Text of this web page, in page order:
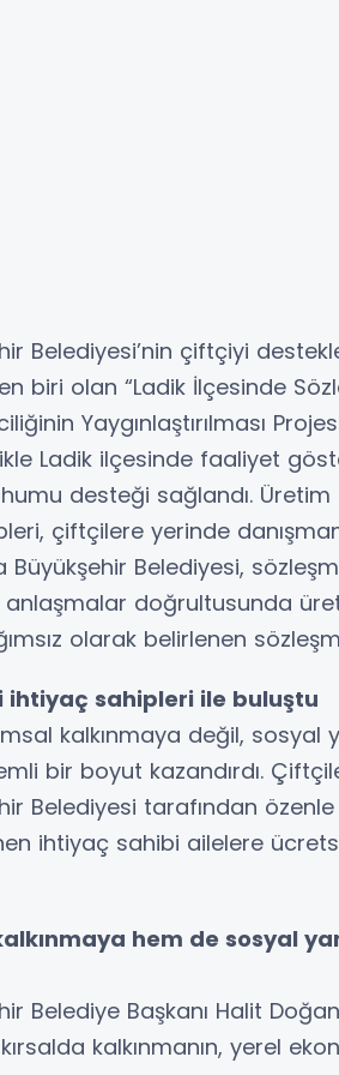
Belediyesi’nin çiftçiyi
biri olan “Ladik İlçesinde
Yaygınlaştırılması
Ladik ilçesinde faaliyet
desteği sağlandı.
çiftçilere yerinde
Büyükşehir Belediyesi,
anlaşmalar doğrultusunda
olarak belirlenen
ihtiyaç sahipleri ile buluştu
kalkınmaya değil, sosyal
bir boyut kazandırdı.
Belediyesi tarafından
ihtiyaç sahibi ailelere
hem de sosyal
Belediye Başkanı Halit
kalkınmanın, yerel